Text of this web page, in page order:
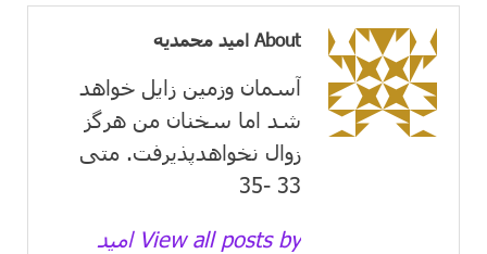
About امید محمدیه
آسمان وزمین زايل خواهد
شد اما سخنان من هرگز
زوال نخواهدپذیرفت. متی
33 -35
View all posts by امید